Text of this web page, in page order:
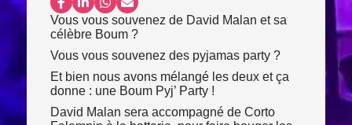
Partager sur Facebook
Partager sur LinkedIn
Partager sur WhatsApp
Partager par email
Vous vous souvenez de David Malan et sa
célèbre Boum ?
Vous vous souvenez des pyjamas party ?
Et bien nous avons mélangé les deux et ça
donne : une Boum Pyj’ Party !
David Malan sera accompagné de Corto